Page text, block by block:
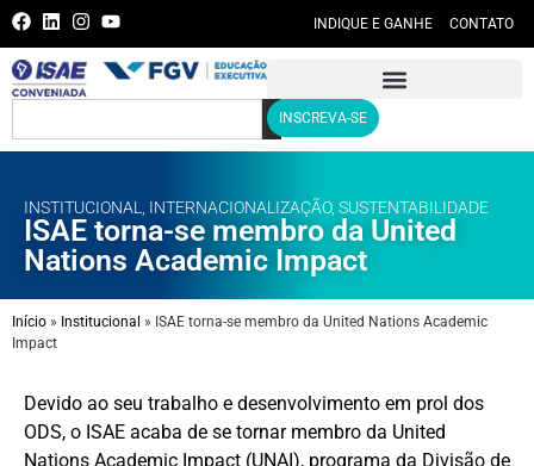
INDIQUE E GANHE CONTATO
INSCREVA-SE
INSTITUCIONAL INTERNACIONALIZAÇÃO, SUSTENTABILIDADE
ISAE torna-se membro da United
Nations Academic Impact
Início » Institucional » ISAE torna-se membro da United Nations Academic
Impact
Devido ao seu trabalho e desenvolvimento em prol dos
ODS, o ISAE acaba de se tornar membro da United
Nations Academic Impact (UNAI), programa da Divisão de